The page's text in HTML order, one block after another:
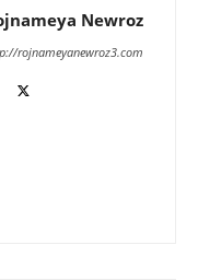
Newroz
rojnameyanewroz3.com